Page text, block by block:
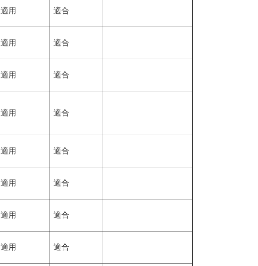
適用 適合
適用 適合
適用 適合
適用 適合
適用 適合
適用 適合
適用 適合
適用 適合